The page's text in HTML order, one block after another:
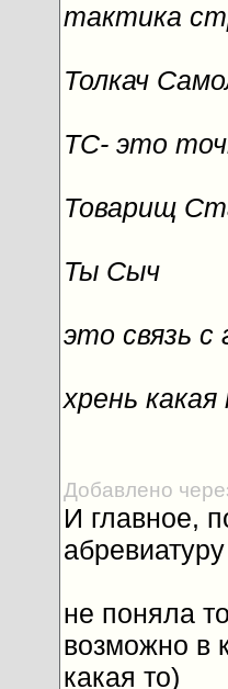
тактика
Толкач
ТС- это
Товарищ
Ты Сыч
это связь с
хрень
Добавлено
И главное,
не поняла
возможно в
какая то)